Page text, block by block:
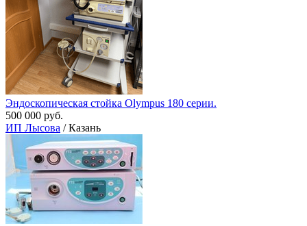
Эндоскопическая стойка Olympus 180 серии.
500 000 руб.
ИП Лысова / Казань